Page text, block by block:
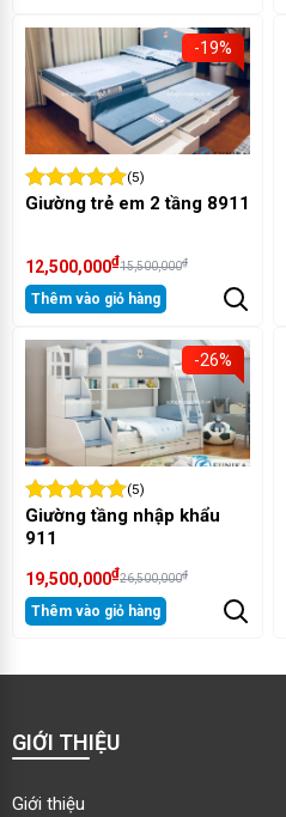
-19%
(5)
Giường trẻ em 2 tầng 8911
12,500,000₫15,500,000₫
Thêm vào giỏ hàng
-26%
(5)
Giường tầng nhập khẩu
911
19,500,000₫26,500,000₫
Thêm vào giỏ hàng
GIỚI THIỆU
Giới thiệu